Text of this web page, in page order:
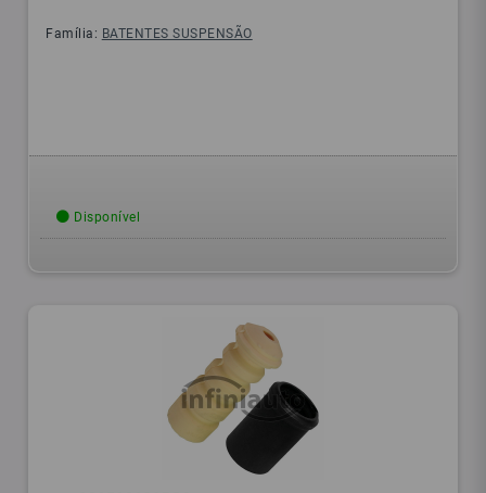
Família: BATENTES SUSPENSÃO
Disponível